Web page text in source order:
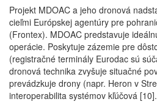
Projekt MDOAC a jeho dronová
cieľmi Európskej agentúry pre
(Frontex). MDOAC predstavuje
operácie. Poskytuje zázemie pre
(registračné terminály Eurodac sú
dronová technika zvyšuje situačné
prevádzkuje drony (napr. Heron v
interoperabilita systémov kľúčová [10].